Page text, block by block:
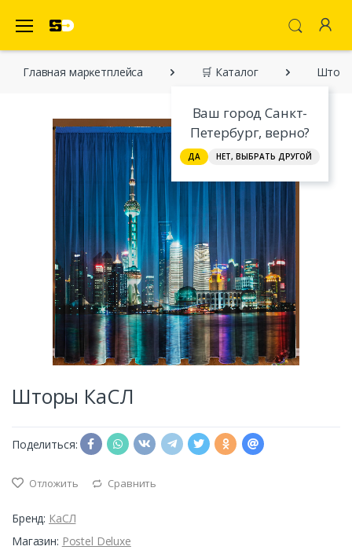
Ваш город Санкт-
Петербург, верно?
ДА НЕТ, ВЫБРАТЬ ДРУГОЙ
Главная марĸетплейса 🛒 Каталог
Шторы КаСЛ
Поделиться:
Отложить Сравнить
Бренд: КаСЛ
Магазин: Postel Deluxe